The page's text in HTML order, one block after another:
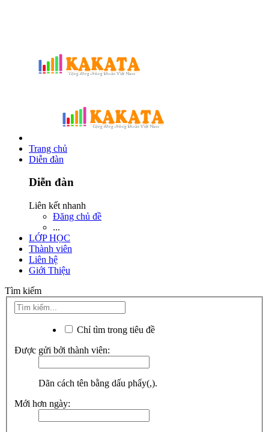
Trang chủ
Diễn đàn
Diễn đàn
Liên kết nhanh
Đăng chủ đề
...
LỚP HỌC
Thành viên
Liên hệ
Giới Thiệu
Tìm kiếm
Chỉ tìm trong tiêu đề
Được gửi bởi thành viên:
Dãn cách tên bằng dấu phẩy(,).
Mới hơn ngày: